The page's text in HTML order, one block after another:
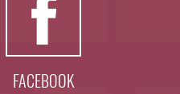
FACEBOOK